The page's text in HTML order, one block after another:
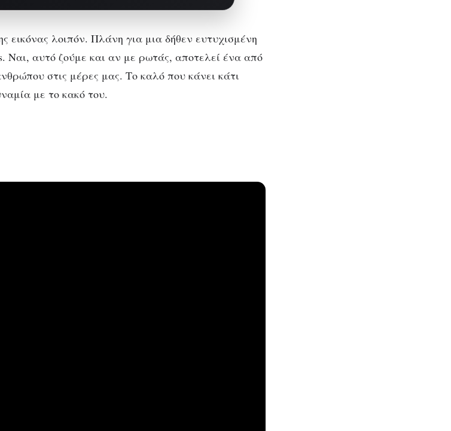
εικόνας λοιπόν. Πλάνη για μια δήθεν ευτυχισμένη
Ναι, αυτό ζούμε και αν με ρωτάς, αποτελεί ένα από
στις μέρες μας. Το καλό που κάνει κάτι
με το κακό του.